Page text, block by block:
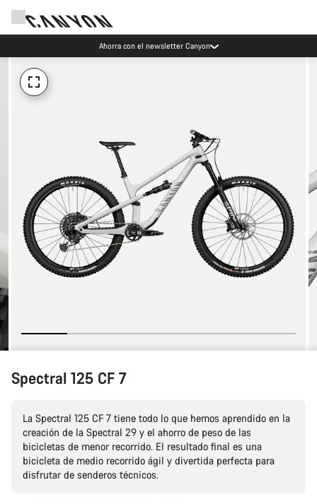
Ahorra con el newsletter Canyon
Spectral 125 CF 7
La Spectral 125 CF 7 tiene todo lo que hemos aprendido en la
creación de la Spectral 29 y el ahorro de peso de las
bicicletas de menor recorrido. El resultado final es una
bicicleta de medio recorrido ágil y divertida perfecta para
disfrutar de senderos técnicos.